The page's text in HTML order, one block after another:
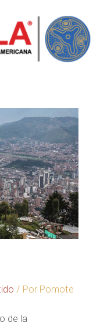
/ Por Pomote
de la